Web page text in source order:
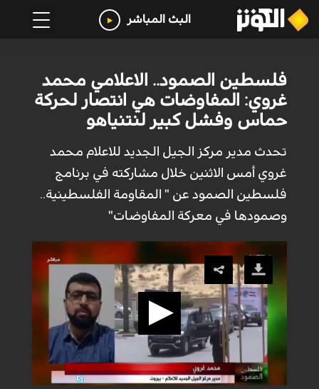
البث المباشر
فلسطين الصمود.. الاعلامي محمد
غروي: المفاوضات هي انتصار لحركة
حماس وفشل كبير لنتنياهو
تحدث مدير مركز الجيل الجديد للاعلام محمد
غروي أمس الاثنين خلال مشاركته في برنامج
فلسطين الصمود عن " المقاومة الفلسطينية..
وصمودها في معركة المفاوضات"